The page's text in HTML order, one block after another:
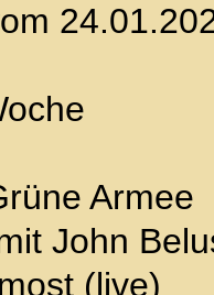
Armee
John
(live)